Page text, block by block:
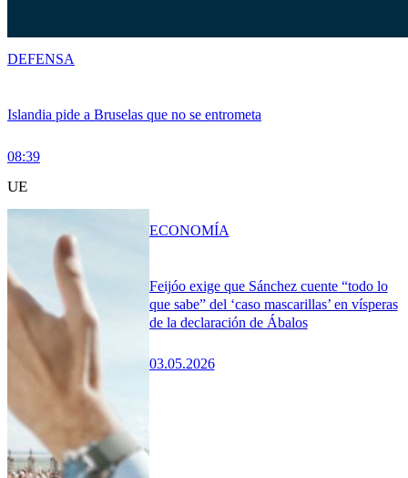
Islandia pide a Bruselas que no se entrometa
08:39
DEFENSA
UE
Feijóo exige que Sánchez cuente “todo lo
que sabe” del ‘caso mascarillas’ en vísperas
de la declaración de Ábalos
03.05.2026
ECONOMÍA